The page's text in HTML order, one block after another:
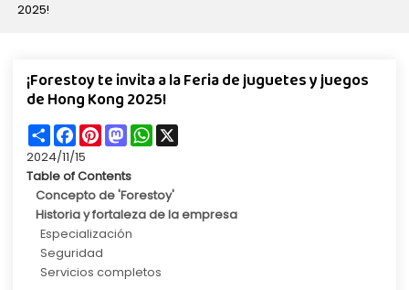
2025!
¡Forestoy te invita a la Feria de juguetes y juegos
de Hong Kong 2025!
ShareFacebook
PinterestMastodonWhatsApp
X
2024/11/15
Table of Contents
Concepto de 'Forestoy'
Historia y fortaleza de la empresa
Especialización
Seguridad
Servicios completos